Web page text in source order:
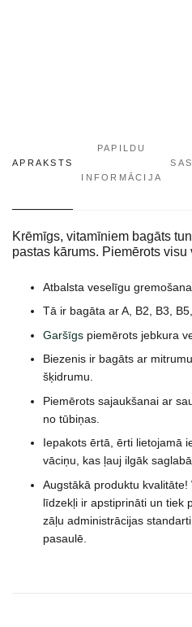
APRAKSTS
PAPILDU
INFORMĀCIJA
Krēmīgs, vitamīniem bagāts
pastas kārums. Piemērots visu
Atbalsta veselīgu
Tā ir bagāta ar A, B2, B3,
Garšīgspiemērots jebkura
Biezenis ir bagāts ar
šķidrumu.
Piemērots sajaukšanai ar
no tūbiņas.
Iepakots ērtā, ērti lietojamā
vāciņu, kas ļauj ilgāk
Augstākā produktu kvalitāte!
līdzekļi ir apstiprināti un tiek
zāļu administrācijas
pasaulē.